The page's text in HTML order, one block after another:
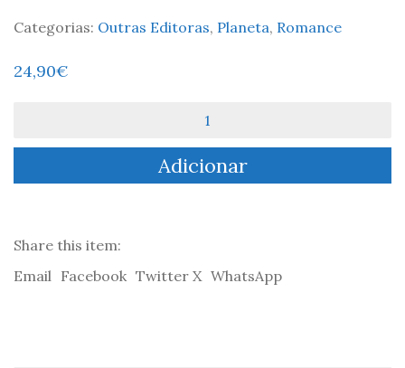
Categorias: Outras Editoras, Planeta, Romance
24,90€
Eu,
-
Adicionar
Share this item:
Email Facebook Twitter X WhatsApp